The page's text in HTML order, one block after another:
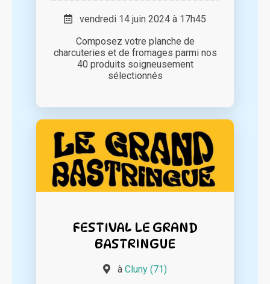
vendredi 14 juin 2024 à 17h45
Composez votre planche de
charcuteries et de fromages parmi nos
40 produits soigneusement
sélectionnés
FESTIVAL LE GRAND
BASTRINGUE
à Cluny (71)